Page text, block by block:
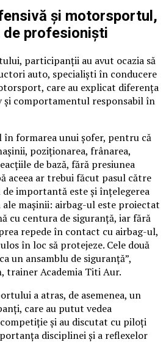
și motorsportul,
profesioniști
participanții au avut ocazia să
auto, specialiști în conducere
care au explicat diferența
comportamentul responsabil în
în formarea unui șofer, pentru că
poziționarea, frânarea,
de bază, fără presiunea
aceea ar trebui făcut pasul către
importantă este și înțelegerea
mașinii: airbag-ul este proiectat
cu centura de siguranță, iar fără
repede în contact cu airbag-ul,
în loc să protejeze. Cele două
un ansamblu de siguranță”,
trainer Academia Titi Aur.
a atras, de asemenea, un
care au putut vedea
și au discutat cu piloți
disciplinei și a reflexelor